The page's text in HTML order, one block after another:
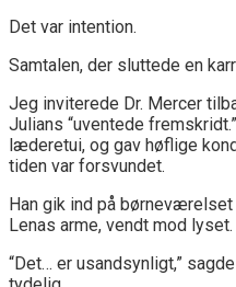
Det var intention.
Samtalen, der sluttede en
Jeg inviterede Dr. Mercer
Julians “uventede
læderetui, og gav høflige
tiden var forsvundet.
Han gik ind på
Lenas arme, vendt mod lyset.
“Det… er usandsynligt,”